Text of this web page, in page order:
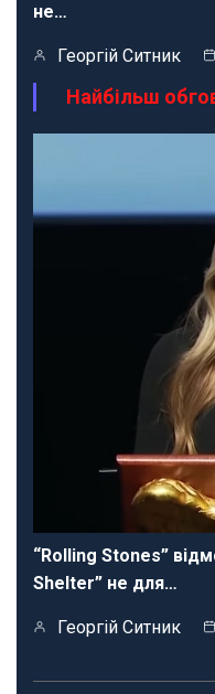
не…
Георгій Ситник
Найбільш
“Rolling Stones”
Shelter” не для…
Георгій Ситник